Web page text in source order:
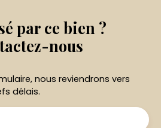
par ce bien ?
nous
nous reviendrons vers
délais.